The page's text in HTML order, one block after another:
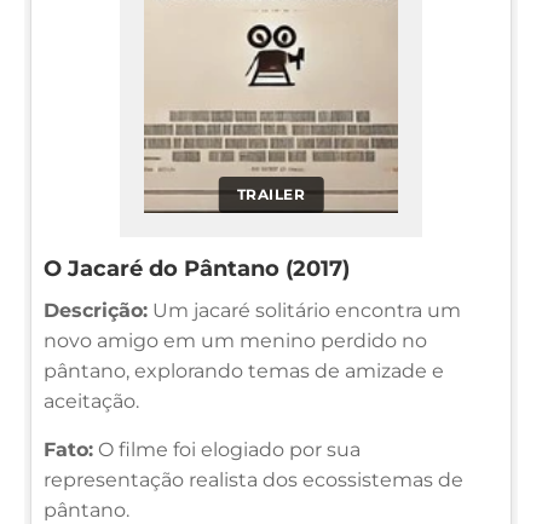
TRAILER
O Jacaré do Pântano (2017)
Descrição: Um jacaré solitário encontra um
novo amigo em um menino perdido no
pântano, explorando temas de amizade e
aceitação.
Fato: O filme foi elogiado por sua
representação realista dos ecossistemas de
pântano.